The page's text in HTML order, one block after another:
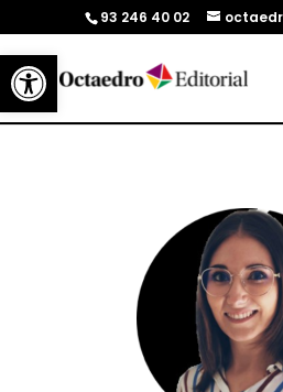
Abrir barra de herramientas
93 246 40 02